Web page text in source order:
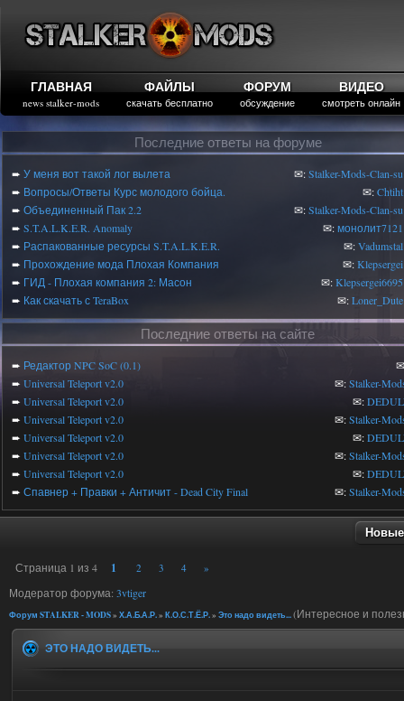
ГЛАВНАЯ
news stalker-mods
ФАЙЛЫ
скачать бесплатно
ФОРУМ
обсуждение
ВИДЕО
смотреть онлайн
Последние ответы на форуме
➨ У меня вот такой лог вылета ✉:Stalker-Mods-Clan-su
➨ Вопросы/Ответы Курс молодого бойца. ✉:Chtiht
➨ Объединенный Пак 2.2 ✉:Stalker-Mods-Clan-su
➨ S.T.A.L.K.E.R. Anomaly ✉:монолит7121
➨ Распакованные ресурсы S.T.A.L.K.E.R. ✉:Vadumstal
➨ Прохождение мода Плохая Компания ✉:Klepsergei
➨ ГИД - Плохая компания 2: Масон ✉:Klepsergei6695
➨ Как скачать с TeraBox ✉:Loner_Dute
Последние ответы на сайте
➨ Редактор NPC SoC (0.1)
➨ Universal Teleport v2.0 ✉:Stalker-
➨ Universal Teleport v2.0 ✉:
➨ Universal Teleport v2.0 ✉:Stalker-
➨ Universal Teleport v2.0 ✉:
➨ Universal Teleport v2.0 ✉:Stalker-
➨ Universal Teleport v2.0 ✉:
➨ Спавнер + Правки + Античит - Dead City Final ✉:Stalker-
Страница 1 из 4 1 2 3 4 »
Модератор форума: 3vtiger
Форум STALKER - MODS» Х.А.Б.А.Р.» К.О.С.Т.Ё.Р.» Это надо видеть...(Интересное и
ЭТО НАДО ВИДЕТЬ...